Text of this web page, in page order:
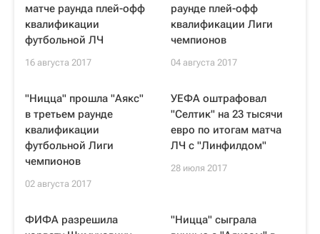
матче раунда плей-офф
квалификации
футбольной ЛЧ
16 августа 2017
раунде плей-офф
квалификации Лиги
чемпионов
04 августа 2017
"Ницца" прошла "Аякс"
в третьем раунде
квалификации
футбольной Лиги
чемпионов
02 августа 2017
УЕФА оштрафовал
"Селтик" на 23 тысячи
евро по итогам матча
ЛЧ с "Линфилдом"
28 июля 2017
ФИФА разрешила
"Ницца" сыграла